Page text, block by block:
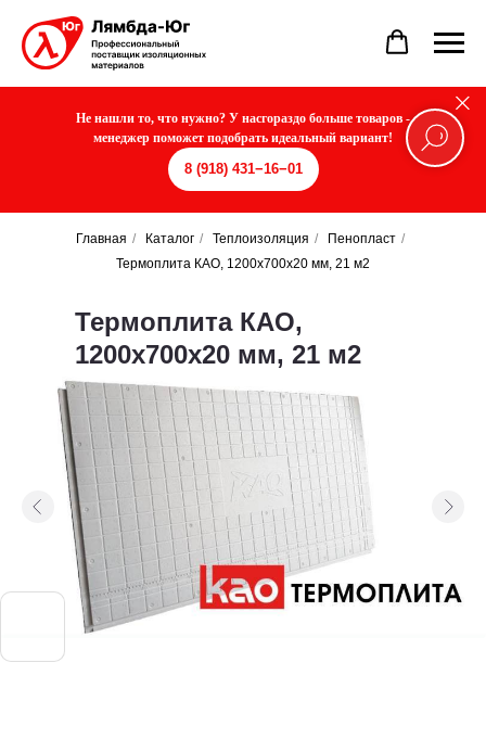
Не нашли то, что нужно? У насгораздо больше товаров -
менеджер поможет подобрать идеальный вариант!
8 (918) 431−16−01
Главная / Каталог / Теплоизоляция / Пенопласт /
Термоплита КАО, 1200х700х20 мм, 21 м2
Термоплита КАО,
1200х700х20 мм, 21 м2